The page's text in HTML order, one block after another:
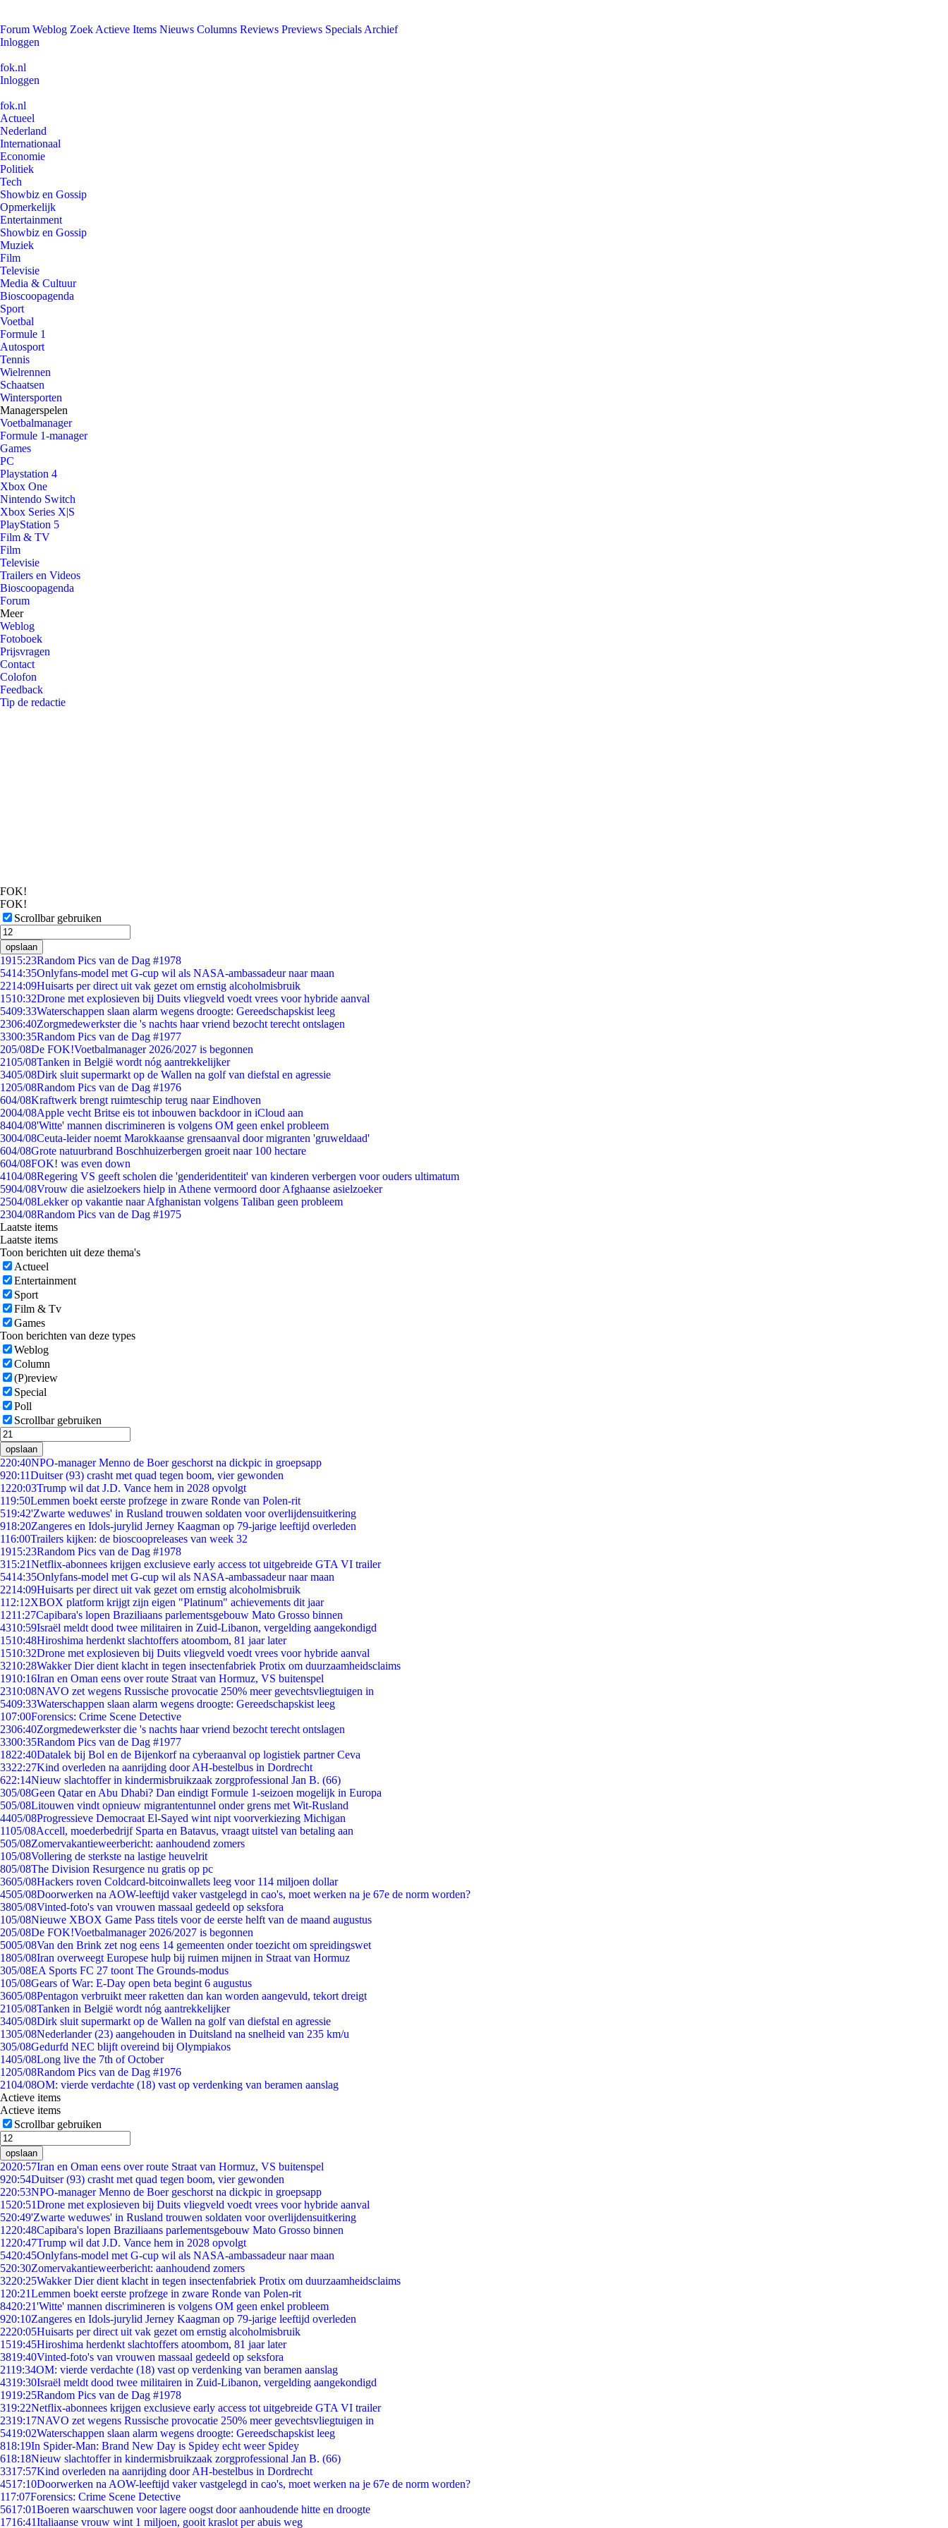
Forum Weblog Zoek Actieve Items Nieuws Columns Reviews Previews Specials Archief
Inloggen
fok.nl
Inloggen
fok.nl
Actueel
Nederland
Internationaal
Economie
Politiek
Tech
Showbiz en Gossip
Opmerkelijk
Entertainment
Showbiz en Gossip
Muziek
Film
Televisie
Media & Cultuur
Bioscoopagenda
Sport
Voetbal
Formule 1
Autosport
Tennis
Wielrennen
Schaatsen
Wintersporten
Managerspelen
Voetbalmanager
Formule 1-manager
Games
PC
Playstation 4
Xbox One
Nintendo Switch
Xbox Series X|S
PlayStation 5
Film & TV
Film
Televisie
Trailers en Videos
Bioscoopagenda
Forum
Meer
Weblog
Fotoboek
Prijsvragen
Contact
Colofon
Feedback
Tip de redactie
FOK!
FOK!
Scrollbar gebruiken
opslaan
1915:23Random Pics van de Dag #1978
5414:35Onlyfans-model met G-cup wil als NASA-ambassadeur naar maan
2214:09Huisarts per direct uit vak gezet om ernstig alcoholmisbruik
1510:32Drone met explosieven bij Duits vliegveld voedt vrees voor hybride aanval
5409:33Waterschappen slaan alarm wegens droogte: Gereedschapskist leeg
2306:40Zorgmedewerkster die 's nachts haar vriend bezocht terecht ontslagen
3300:35Random Pics van de Dag #1977
205/08De FOK!Voetbalmanager 2026/2027 is begonnen
2105/08Tanken in België wordt nóg aantrekkelijker
3405/08Dirk sluit supermarkt op de Wallen na golf van diefstal en agressie
1205/08Random Pics van de Dag #1976
604/08Kraftwerk brengt ruimteschip terug naar Eindhoven
2004/08Apple vecht Britse eis tot inbouwen backdoor in iCloud aan
8404/08'Witte' mannen discrimineren is volgens OM geen enkel probleem
3004/08Ceuta-leider noemt Marokkaanse grensaanval door migranten 'gruweldaad'
604/08Grote natuurbrand Boschhuizerbergen groeit naar 100 hectare
604/08FOK! was even down
4104/08Regering VS geeft scholen die 'genderidentiteit' van kinderen verbergen voor ouders ultimatum
5904/08Vrouw die asielzoekers hielp in Athene vermoord door Afghaanse asielzoeker
2504/08Lekker op vakantie naar Afghanistan volgens Taliban geen probleem
2304/08Random Pics van de Dag #1975
Laatste items
Laatste items
Toon berichten uit deze thema's
Actueel
Entertainment
Sport
Film & Tv
Games
Toon berichten van deze types
Weblog
Column
(P)review
Special
Poll
Scrollbar gebruiken
opslaan
220:40NPO-manager Menno de Boer geschorst na dickpic in groepsapp
920:11Duitser (93) crasht met quad tegen boom, vier gewonden
1220:03Trump wil dat J.D. Vance hem in 2028 opvolgt
119:50Lemmen boekt eerste profzege in zware Ronde van Polen-rit
519:42'Zwarte weduwes' in Rusland trouwen soldaten voor overlijdensuitkering
918:20Zangeres en Idols-jurylid Jerney Kaagman op 79-jarige leeftijd overleden
116:00Trailers kijken: de bioscoopreleases van week 32
1915:23Random Pics van de Dag #1978
315:21Netflix-abonnees krijgen exclusieve early access tot uitgebreide GTA VI trailer
5414:35Onlyfans-model met G-cup wil als NASA-ambassadeur naar maan
2214:09Huisarts per direct uit vak gezet om ernstig alcoholmisbruik
112:12XBOX platform krijgt zijn eigen "Platinum" achievements dit jaar
1211:27Capibara's lopen Braziliaans parlementsgebouw Mato Grosso binnen
4310:59Israël meldt dood twee militairen in Zuid-Libanon, vergelding aangekondigd
1510:48Hiroshima herdenkt slachtoffers atoombom, 81 jaar later
1510:32Drone met explosieven bij Duits vliegveld voedt vrees voor hybride aanval
3210:28Wakker Dier dient klacht in tegen insectenfabriek Protix om duurzaamheidsclaims
1910:16Iran en Oman eens over route Straat van Hormuz, VS buitenspel
2310:08NAVO zet wegens Russische provocatie 250% meer gevechtsvliegtuigen in
5409:33Waterschappen slaan alarm wegens droogte: Gereedschapskist leeg
107:00Forensics: Crime Scene Detective
2306:40Zorgmedewerkster die 's nachts haar vriend bezocht terecht ontslagen
3300:35Random Pics van de Dag #1977
1822:40Datalek bij Bol en de Bijenkorf na cyberaanval op logistiek partner Ceva
3322:27Kind overleden na aanrijding door AH-bestelbus in Dordrecht
622:14Nieuw slachtoffer in kindermisbruikzaak zorgprofessional Jan B. (66)
305/08Geen Qatar en Abu Dhabi? Dan eindigt Formule 1-seizoen mogelijk in Europa
505/08Litouwen vindt opnieuw migrantentunnel onder grens met Wit-Rusland
4405/08Progressieve Democraat El-Sayed wint nipt voorverkiezing Michigan
1105/08Accell, moederbedrijf Sparta en Batavus, vraagt uitstel van betaling aan
505/08Zomervakantieweerbericht: aanhoudend zomers
105/08Vollering de sterkste na lastige heuvelrit
805/08The Division Resurgence nu gratis op pc
3605/08Hackers roven Coldcard-bitcoinwallets leeg voor 114 miljoen dollar
4505/08Doorwerken na AOW-leeftijd vaker vastgelegd in cao's, moet werken na je 67e de norm worden?
3805/08Vinted-foto's van vrouwen massaal gedeeld op seksfora
105/08Nieuwe XBOX Game Pass titels voor de eerste helft van de maand augustus
205/08De FOK!Voetbalmanager 2026/2027 is begonnen
5005/08Van den Brink zet nog eens 14 gemeenten onder toezicht om spreidingswet
1805/08Iran overweegt Europese hulp bij ruimen mijnen in Straat van Hormuz
305/08EA Sports FC 27 toont The Grounds-modus
105/08Gears of War: E-Day open beta begint 6 augustus
3605/08Pentagon verbruikt meer raketten dan kan worden aangevuld, tekort dreigt
2105/08Tanken in België wordt nóg aantrekkelijker
3405/08Dirk sluit supermarkt op de Wallen na golf van diefstal en agressie
1305/08Nederlander (23) aangehouden in Duitsland na snelheid van 235 km/u
305/08Gedurfd NEC blijft overeind bij Olympiakos
1405/08Long live the 7th of October
1205/08Random Pics van de Dag #1976
2104/08OM: vierde verdachte (18) vast op verdenking van beramen aanslag
Actieve items
Actieve items
Scrollbar gebruiken
opslaan
2020:57Iran en Oman eens over route Straat van Hormuz, VS buitenspel
920:54Duitser (93) crasht met quad tegen boom, vier gewonden
220:53NPO-manager Menno de Boer geschorst na dickpic in groepsapp
1520:51Drone met explosieven bij Duits vliegveld voedt vrees voor hybride aanval
520:49'Zwarte weduwes' in Rusland trouwen soldaten voor overlijdensuitkering
1220:48Capibara's lopen Braziliaans parlementsgebouw Mato Grosso binnen
1220:47Trump wil dat J.D. Vance hem in 2028 opvolgt
5420:45Onlyfans-model met G-cup wil als NASA-ambassadeur naar maan
520:30Zomervakantieweerbericht: aanhoudend zomers
3220:25Wakker Dier dient klacht in tegen insectenfabriek Protix om duurzaamheidsclaims
1 20:21Lemmen boekt eerste profzege in zware Ronde van Polen-rit
8420:21'Witte' mannen discrimineren is volgens OM geen enkel probleem
920:10Zangeres en Idols-jurylid Jerney Kaagman op 79-jarige leeftijd overleden
2220:05Huisarts per direct uit vak gezet om ernstig alcoholmisbruik
1519:45Hiroshima herdenkt slachtoffers atoombom, 81 jaar later
3819:40Vinted-foto's van vrouwen massaal gedeeld op seksfora
2119:34OM: vierde verdachte (18) vast op verdenking van beramen aanslag
4319:30Israël meldt dood twee militairen in Zuid-Libanon, vergelding aangekondigd
1919:25Random Pics van de Dag #1978
319:22Netflix-abonnees krijgen exclusieve early access tot uitgebreide GTA VI trailer
2319:17NAVO zet wegens Russische provocatie 250% meer gevechtsvliegtuigen in
5419:02Waterschappen slaan alarm wegens droogte: Gereedschapskist leeg
818:19In Spider-Man: Brand New Day is Spidey echt weer Spidey
618:18Nieuw slachtoffer in kindermisbruikzaak zorgprofessional Jan B. (66)
3317:57Kind overleden na aanrijding door AH-bestelbus in Dordrecht
4517:10Doorwerken na AOW-leeftijd vaker vastgelegd in cao's, moet werken na je 67e de norm worden?
117:07Forensics: Crime Scene Detective
5617:01Boeren waarschuwen voor lagere oogst door aanhoudende hitte en droogte
1716:41Italiaanse vrouw wint 1 miljoen, gooit kraslot per abuis weg